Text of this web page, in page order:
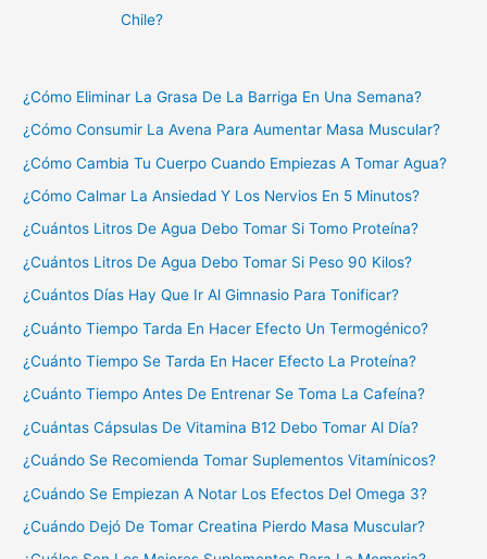
Chile?
¿Cómo Eliminar La Grasa De La Barriga En Una Semana?
¿Cómo Consumir La Avena Para Aumentar Masa Muscular?
¿Cómo Cambia Tu Cuerpo Cuando Empiezas A Tomar Agua?
¿Cómo Calmar La Ansiedad Y Los Nervios En 5 Minutos?
¿Cuántos Litros De Agua Debo Tomar Si Tomo Proteína?
¿Cuántos Litros De Agua Debo Tomar Si Peso 90 Kilos?
¿Cuántos Días Hay Que Ir Al Gimnasio Para Tonificar?
¿Cuánto Tiempo Tarda En Hacer Efecto Un Termogénico?
¿Cuánto Tiempo Se Tarda En Hacer Efecto La Proteína?
¿Cuánto Tiempo Antes De Entrenar Se Toma La Cafeína?
¿Cuántas Cápsulas De Vitamina B12 Debo Tomar Al Día?
¿Cuándo Se Recomienda Tomar Suplementos Vitamínicos?
¿Cuándo Se Empiezan A Notar Los Efectos Del Omega 3?
¿Cuándo Dejó De Tomar Creatina Pierdo Masa Muscular?